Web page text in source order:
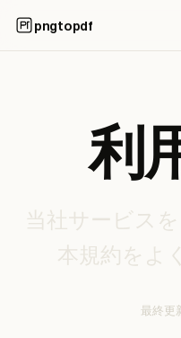
pngtopdf
利
当社サービス
本規約をよ
最終更